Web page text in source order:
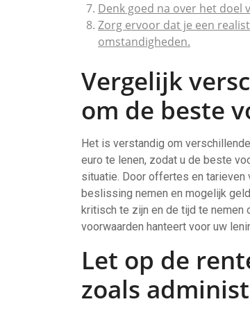
Denk goed na over het doel
Zorg ervoor dat je een
omstandigheden.
Vergelijk
om de beste
Het is verstandig om
euro te lenen, zodat u de beste
situatie. Door offertes en tarieven
beslissing nemen en mogelijk
kritisch te zijn en de tijd te nemen
voorwaarden hanteert voor uw
Let op de
zoals